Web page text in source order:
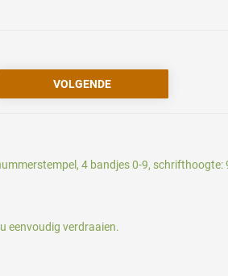
4 bandjes 0-9, schrifthoogte:
eenvoudig verdraaien.